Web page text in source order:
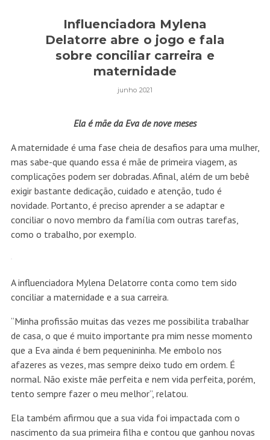
Influenciadora Mylena
Delatorre abre o jogo e fala
sobre conciliar carreira e
maternidade
junho 2021
Ela é mãe da Eva de nove meses
A maternidade é uma fase cheia de desafios para uma mulher,
mas sabe-que quando essa é mãe de primeira viagem, as
complicações podem ser dobradas. Afinal, além de um bebê
exigir bastante dedicação, cuidado e atenção, tudo é
novidade. Portanto, é preciso aprender a se adaptar e
conciliar o novo membro da família com outras tarefas,
como o trabalho, por exemplo.
A influenciadora Mylena Delatorre conta como tem sido
conciliar a maternidade e a sua carreira.
“Minha profissão muitas das vezes me possibilita trabalhar
de casa, o que é muito importante pra mim nesse momento
que a Eva ainda é bem pequenininha. Me embolo nos
afazeres as vezes, mas sempre deixo tudo em ordem. É
normal. Não existe mãe perfeita e nem vida perfeita, porém,
tento sempre fazer o meu melhor”, relatou.
Ela também afirmou que a sua vida foi impactada com o
nascimento da sua primeira filha e contou que ganhou novas